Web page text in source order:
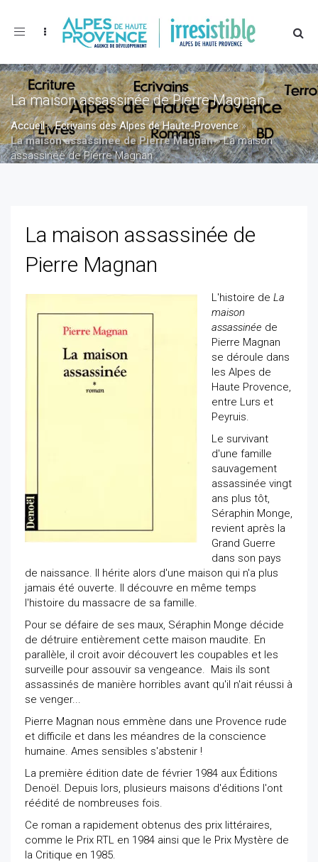
Toggle
La maison assassinée de Pierre Magnan
Accueil»Ecrivains des Alpes de Haute-Provence»
La maison assassinée de Pierre Magnan»La maison
assassinée de Pierre Magnan
La maison assassinée de
Pierre Magnan
L'histoire de La
maison
assassinée de
Pierre Magnan
se déroule dans
les Alpes de
Haute Provence,
entre Lurs et
Peyruis.
Le survivant
d'une famille
sauvagement
assassinée vingt
ans plus tôt,
Séraphin Monge,
revient après la
Grand Guerre
dans son pays
de naissance. Il hérite alors d'une maison qui n'a plus
jamais été ouverte. Il découvre en même temps
l'histoire du massacre de sa famille.
Pour se défaire de ses maux, Séraphin Monge décide
de détruire entièrement cette maison maudite. En
parallèle, il croit avoir découvert les coupables et les
surveille pour assouvir sa vengeance. Mais ils sont
assassinés de manière horribles avant qu'il n'ait réussi à
se venger...
Pierre Magnan nous emmène dans une Provence rude
et difficile et dans les méandres de la conscience
humaine. Ames sensibles s'abstenir !
La première édition date de février 1984 aux Éditions
Denoël. Depuis lors, plusieurs maisons d'éditions l'ont
réédité de nombreuses fois.
Ce roman a rapidement obtenus des prix littéraires,
comme le Prix RTL en 1984 ainsi que le Prix Mystère de
la Critique en 1985.